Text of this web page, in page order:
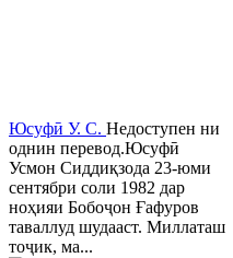
Юсуфӣ У. C. Недоступен ни
однин перевод.Юсуфӣ
Усмон Сиддиқзода 23-юми
сентябри соли 1982 дар
ноҳияи Бобоҷон Ғафуров
таваллуд шудааст. Миллаташ
тоҷик, ма...